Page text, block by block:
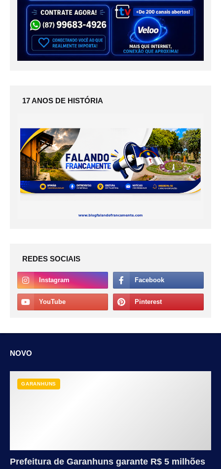
17 ANOS DE HISTÓRIA
REDES SOCIAIS
NOVO
GARANHUNS
Prefeitura de Garanhuns garante R$ 5 milhões